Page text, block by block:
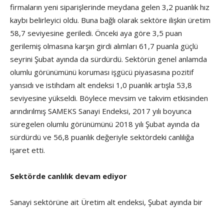
firmaların yeni siparişlerinde meydana gelen 3,2 puanlık hız
kaybı belirleyici oldu. Buna bağlı olarak sektöre ilişkin üretim
58,7 seviyesine geriledi. Önceki aya göre 3,5 puan
gerilemiş olmasına karşın girdi alımları 61,7 puanla güçlü
seyrini Şubat ayında da sürdürdü. Sektörün genel anlamda
olumlu görünümünü koruması işgücü piyasasına pozitif
yansıdı ve istihdam alt endeksi 1,0 puanlık artışla 53,8
seviyesine yükseldi. Böylece mevsim ve takvim etkisinden
arındırılmış SAMEKS Sanayi Endeksi, 2017 yılı boyunca
süregelen olumlu görünümünü 2018 yılı Şubat ayında da
sürdürdü ve 56,8 puanlık değeriyle sektördeki canlılığa
işaret etti.
Sektörde canlılık devam ediyor
Sanayi sektörüne ait Üretim alt endeksi, Şubat ayında bir